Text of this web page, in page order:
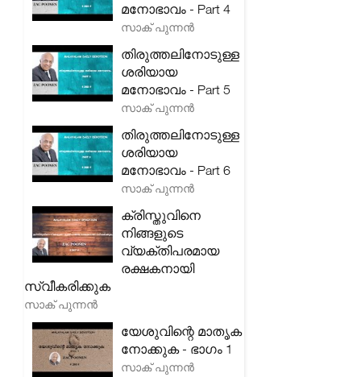
മനോഭാവം - Part 4
സാക് പുന്നൻ
തിരുത്തലിനോടുള്ള
ശരിയായ
മനോഭാവം - Part 5
സാക് പുന്നൻ
തിരുത്തലിനോടുള്ള
ശരിയായ
മനോഭാവം - Part 6
സാക് പുന്നൻ
ക്രിസ്തുവിനെ
നിങ്ങളുടെ
വ്യക്തിപരമായ
രക്ഷകനായി
സ്വീകരിക്കുക
സാക് പുന്നൻ
യേശുവിന്റെ മാതൃക
നോക്കുക - ഭാഗം 1
സാക് പുന്നൻ